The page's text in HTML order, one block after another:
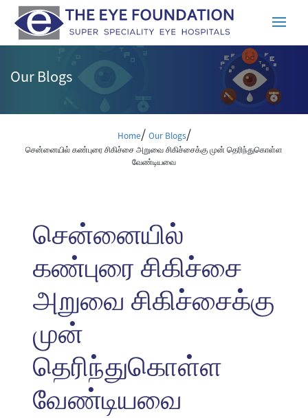
Our Blogs
Home/ Our Blogs/
சென்னையில் கண்புரை சிகிச்சை அறுவை சிகிச்சைக்கு முன் தெரிந்துகொள்ள
வேண்டியவை
சென்னையில்
கண்புரை சிகிச்சை
அறுவை சிகிச்சைக்கு
முன்
தெரிந்துகொள்ள
வேண்டியவை